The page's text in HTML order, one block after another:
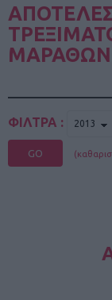
ΦΙΛΤΡΑ :
GO